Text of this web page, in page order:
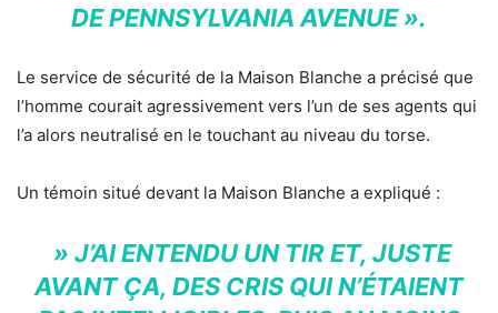
DE PENNSYLVANIA AVENUE ».
Le service de sécurité de la Maison Blanche a précisé que
l’homme courait agressivement vers l’un de ses agents qui
l’a alors neutralisé en le touchant au niveau du torse.
Un témoin situé devant la Maison Blanche a expliqué :
» J’AI ENTENDU UN TIR ET, JUSTE
AVANT ÇA, DES CRIS QUI N’ÉTAIENT